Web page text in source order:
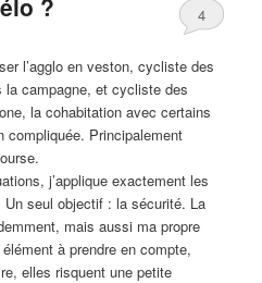
? 4
l’agglo en veston, cycliste des
la campagne, et cycliste des
la cohabitation avec certains
compliquée. Principalement
j’applique exactement les
seul objectif : la sécurité. La
mais aussi ma propre
à prendre en compte,
elles risquent une petite